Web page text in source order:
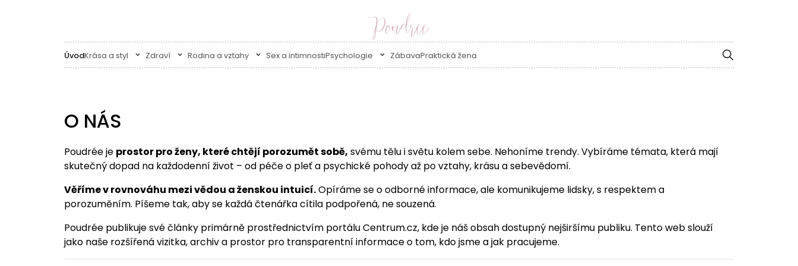
ÚvodKrása a styl Zdraví Rodina a vztahy Sex a intimnostiPsychologie ZábavaPraktická žena
O NÁS
Poudrée je prostor pro ženy, které chtějí porozumět sobě, svému tělu i světu kolem sebe. Nehoníme trendy. Vybíráme témata, která mají
skutečný dopad na každodenní život – od péče o pleť a psychické pohody až po vztahy, krásu a sebevědomí.
Věříme v rovnováhu mezi vědou a ženskou intuicí.Opíráme se o odborné informace, ale komunikujeme lidsky, s respektem a
porozuměním. Píšeme tak, aby se každá čtenářka cítila podpořená, ne souzená.
Poudrée publikuje své články primárně prostřednictvím portálu Centrum.cz, kde je náš obsah dostupný nejširšímu publiku. Tento web slouží
jako naše rozšířená vizitka, archiv a prostor pro transparentní informace o tom, kdo jsme a jak pracujeme.